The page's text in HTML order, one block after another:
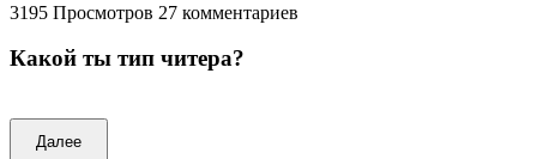
3195 Просмотров 27 комментариев
Какой ты тип читера?
Далее